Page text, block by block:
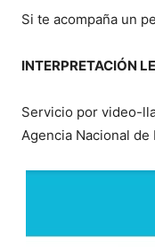
Si te acompaña un
INTERPRETACIÓN
Servicio por video-
Agencia Nacional de